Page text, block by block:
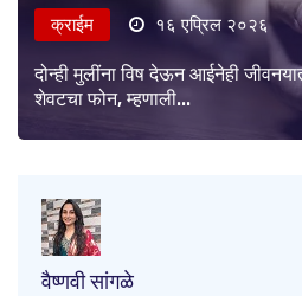
क्राईम १६ एप्रिल २०२६
दोन्ही मुलींना विष देऊन आईनेही
शेवटचा फोन, म्हणाली...
वैष्णवी सांगळे